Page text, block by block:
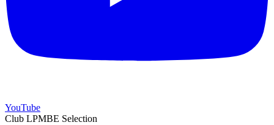
YouTube
Club LPMBE Selection